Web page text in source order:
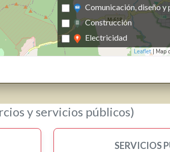
Leaflet| Map
Comunicación, diseño
Construcción
Electricidad
Energías renovables,
Farmacias, parafarmacias
Fisioterapia
Floristerías
Fotografía y producción
y servicios públicos)
SERVICIOS